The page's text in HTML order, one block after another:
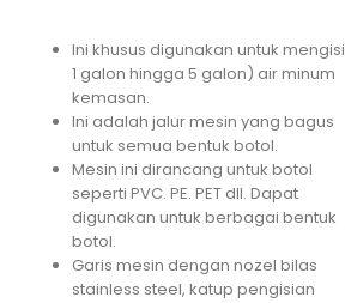
Ini khusus digunakan untuk mengisi
1 galon hingga 5 galon) air minum
kemasan.
Ini adalah jalur mesin yang bagus
untuk semua bentuk botol.
Mesin ini dirancang untuk botol
seperti PVC. PE. PET dll. Dapat
digunakan untuk berbagai bentuk
botol.
Garis mesin dengan nozel bilas
stainless steel, katup pengisian